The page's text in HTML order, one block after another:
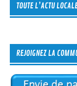
TOUTE L’ACTU
REJOIGNEZ LA